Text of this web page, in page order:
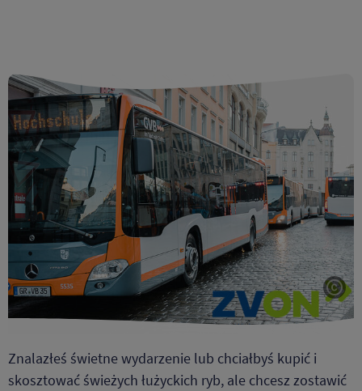
Znalazłeś świetne wydarzenie lub chciałbyś kupić i
skosztować świeżych łużyckich ryb, ale chcesz zostawić